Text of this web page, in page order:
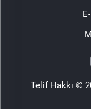
Telif Hakkı ©